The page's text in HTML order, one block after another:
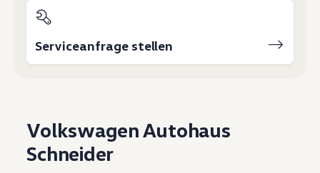
Reparaturen und Checks
Motorenöl und Flüssigkeiten
Zubehör
Modellspezifisches Zubehör
Schutz und Pflege
Transport
Serviceanfrage stellen
Volkswagen Autohaus
Schneider